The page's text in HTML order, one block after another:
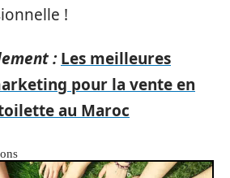
!
: Les meilleures
pour la vente en
au Maroc